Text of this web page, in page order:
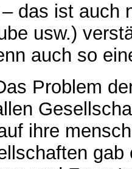
das ist auch
usw.)
auch so
Problem
ihre